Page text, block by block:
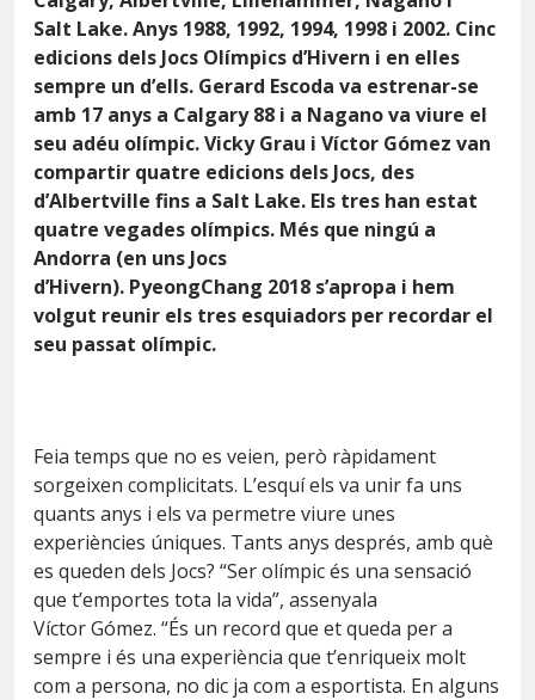
Salt Lake. Anys 1988, 1992, 1994, 1998 i 2002. Cinc
edicions dels Jocs Olímpics d’Hivern i en elles
sempre un d’ells. Gerard Escoda va estrenar-se
amb 17 anys a Calgary 88 i a Nagano va viure el
seu adéu olímpic.VickyGrau i Víctor Gómez van
compartir quatre edicions dels Jocs, des
d’Albertville fins a Salt Lake. Els tres han estat
quatre vegades olímpics. Més que ningú a
Andorra (en uns Jocs
d’Hivern). PyeongChang 2018 s’apropa i hem
volgut reunir els tres esquiadors per recordar el
seu passat olímpic.
Feia temps que no es veien, però ràpidament
sorgeixen complicitats. L’esquí els va unir fa uns
quants anys i els va permetre viure unes
experiències úniques. Tants anys després, amb què
es queden dels Jocs? “Ser olímpic és una sensació
que t’emportes tota la vida”, assenyala
VíctorGómez. “És un record que et queda per a
sempre i és una experiència que t’enriqueix molt
com a persona, no dic ja com a esportista. En alguns